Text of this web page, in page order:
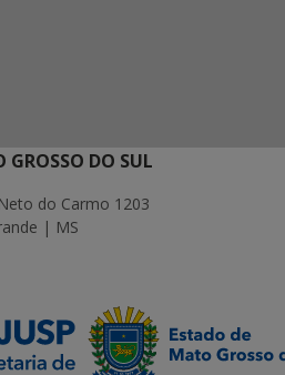
DO SUL
do Carmo 1203
| MS